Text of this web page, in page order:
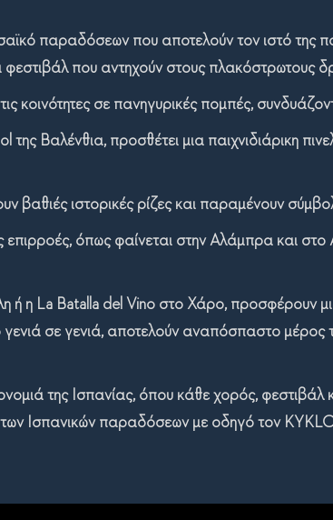
παραδόσεων που αποτελούν τον ιστό της
που αντηχούν στους πλακόστρωτους
κοινότητες σε πανηγυρικές πομπές,
Βαλένθια, προσθέτει μια παιχνιδιάρικη
ιστορικές ρίζες και παραμένουν
επιρροές, όπως φαίνεται στην Αλάμπρα και
ή η La Batalla del Vino στο Χάρο, προσφέρουν
σε γενιά, αποτελούν αναπόσπαστο μέρος
της Ισπανίας, όπου κάθε χορός, φεστιβάλ
των Ισπανικών παραδόσεων με οδηγό τον